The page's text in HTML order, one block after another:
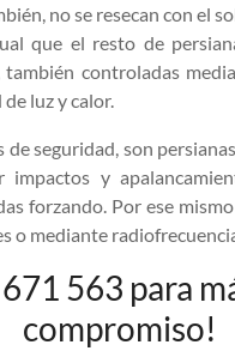
no se resecan con el
que el resto de
controladas
luz y calor.
de seguridad, son
y
forzando. Por ese
o mediante
563 para
compromiso!